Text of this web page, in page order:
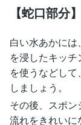
【蛇口部分】
白い水あかには
を浸したキッ
を使うなどし
しましょう。
その後、スポ
流れをきれいに